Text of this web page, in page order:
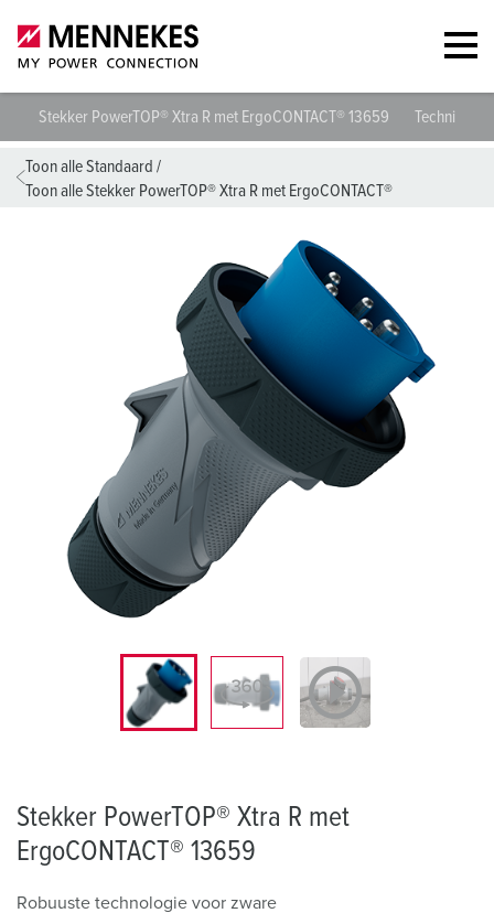
Stekker PowerTOP® Xtra R met ErgoCONTACT® 13659 Technische
Toon alle Standaard /
Toon alle Stekker PowerTOP® Xtra R met ErgoCONTACT®
Stekker PowerTOP® Xtra R met
ErgoCONTACT® 13659
Robuuste technologie voor zware